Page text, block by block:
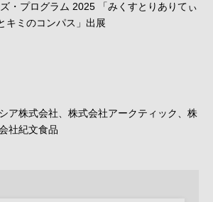
・プログラム 2025 「みくすとりありてぃ
キミのコンパス」出展
ア株式会社、株式会社アークティック、株
社紀文食品